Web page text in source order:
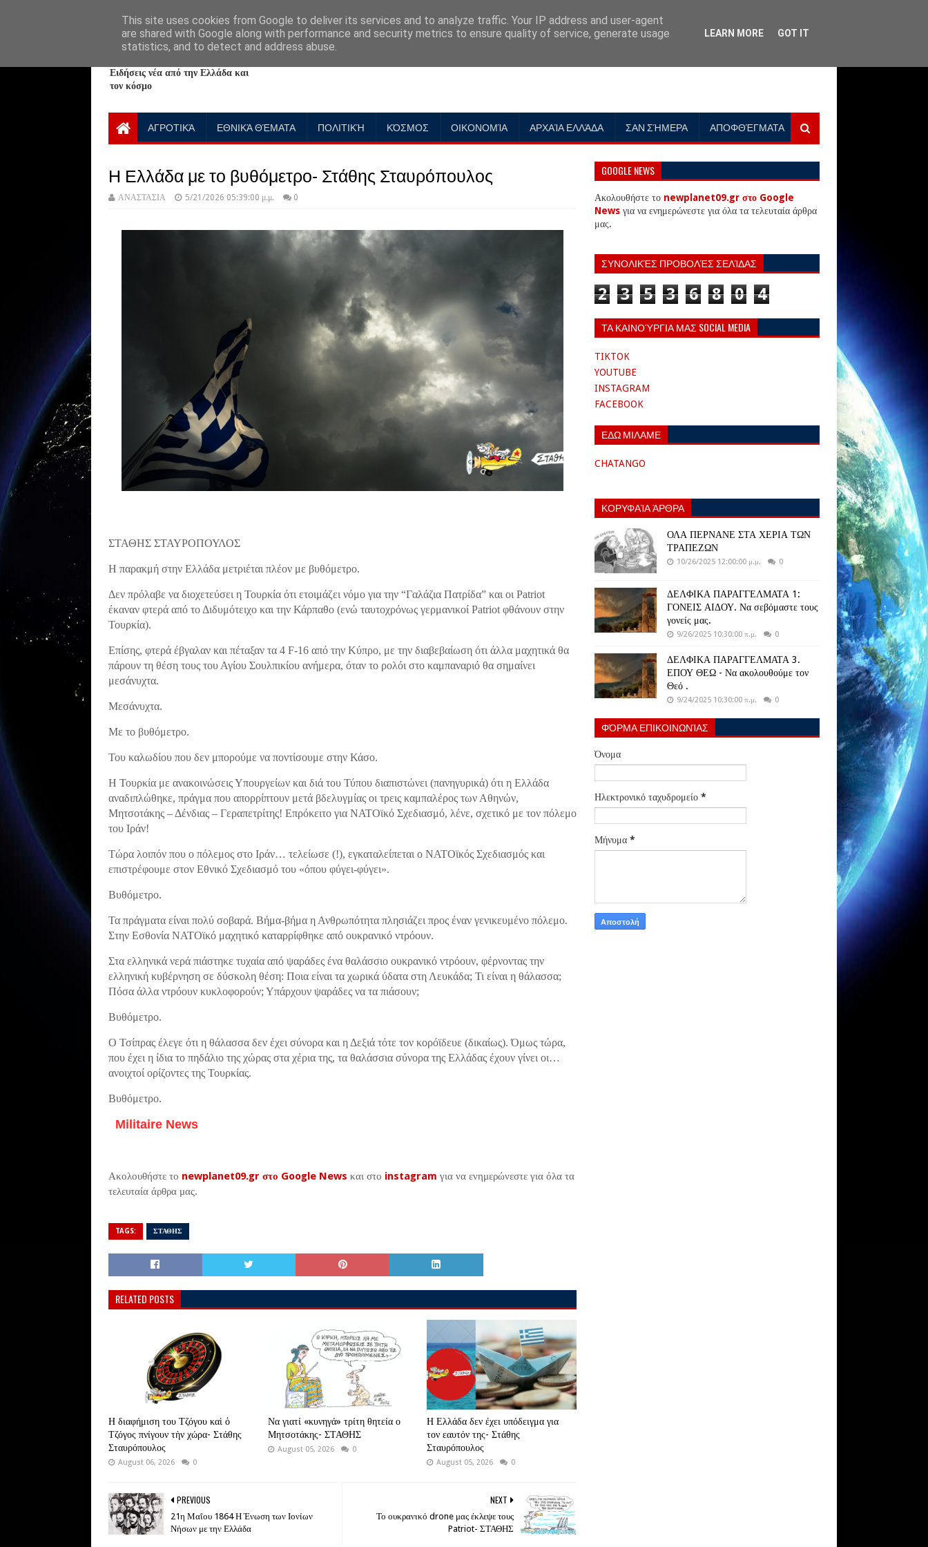
NewPlanet09
Ειδήσεις νέα από την Ελλάδα και
τον κόσμο
ΑΓΡΟΤΙΚΆ ΕΘΝΙΚΆ ΘΈΜΑΤΑ ΠΟΛΙΤΙΚΉ ΚΌΣΜΟΣ ΟΙΚΟΝΟΜΊΑ ΑΡΧΑΊΑ ΕΛΛΆΔΑ ΣΑΝ ΣΉΜΕΡΑ ΑΠΟΦΘΈΓΜΑΤΑ
Η Ελλάδα με το βυθόμετρο- Στάθης Σταυρόπουλος
ΑΝΑΣΤΑΣΙΑ 5/21/2026 05:39:00 μ.μ. 0
ΣΤΑΘΗΣ ΣΤΑΥΡΟΠΟΥΛΟΣ
Η παρακμή στην Ελλάδα μετριέται πλέον με βυθόμετρο.
Δεν πρόλαβε να διοχετεύσει η Τουρκία ότι ετοιμάζει νόμο για την “Γαλάζια Πατρίδα” και οι Patriot
έκαναν φτερά από το Διδυμότειχο και την Κάρπαθο (ενώ ταυτοχρόνως γερμανικοί Patriot φθάνουν στην
Τουρκία).
Επίσης, φτερά έβγαλαν και πέταξαν τα 4 F-16 από την Κύπρο, με την διαβεβαίωση ότι άλλα μαχητικά θα
πάρουν τη θέση τους του Αγίου Σουλπικίου ανήμερα, όταν το ρολόι στο καμπαναριό θα σημαίνει
μεσάνυχτα.
Μεσάνυχτα.
Με το βυθόμετρο.
Του καλωδίου που δεν μπορούμε να ποντίσουμε στην Κάσο.
Η Τουρκία με ανακοινώσεις Υπουργείων και διά του Τύπου διαπιστώνει (πανηγυρικά) ότι η Ελλάδα
αναδιπλώθηκε, πράγμα που απορρίπτουν μετά βδελυγμίας οι τρεις καμπαλέρος των Αθηνών,
Μητσοτάκης – Δένδιας – Γεραπετρίτης! Επρόκειτο για ΝΑΤΟϊκό Σχεδιασμό, λένε, σχετικό με τον πόλεμο
του Ιράν!
Τώρα λοιπόν που ο πόλεμος στο Ιράν… τελείωσε (!), εγκαταλείπεται ο ΝΑΤΟϊκός Σχεδιασμός και
επιστρέφουμε στον Εθνικό Σχεδιασμό του «όπου φύγει-φύγει».
Βυθόμετρο.
Τα πράγματα είναι πολύ σοβαρά. Βήμα-βήμα η Ανθρωπότητα πλησιάζει προς έναν γενικευμένο πόλεμο.
Στην Εσθονία ΝΑΤΟϊκό μαχητικό καταρρίφθηκε από ουκρανικό ντρόουν.
Στα ελληνικά νερά πιάστηκε τυχαία από ψαράδες ένα θαλάσσιο ουκρανικό ντρόουν, φέρνοντας την
ελληνική κυβέρνηση σε δύσκολη θέση: Ποια είναι τα χωρικά ύδατα στη Λευκάδα; Τι είναι η θάλασσα;
Πόσα άλλα ντρόουν κυκλοφορούν; Υπάρχουν ψαράδες να τα πιάσουν;
Βυθόμετρο.
Ο Τσίπρας έλεγε ότι η θάλασσα δεν έχει σύνορα και η Δεξιά τότε τον κορόϊδευε (δικαίως). Όμως τώρα,
που έχει η ίδια το πηδάλιο της χώρας στα χέρια της, τα θαλάσσια σύνορα της Ελλάδας έχουν γίνει οι…
ανοιχτοί ορίζοντες της Τουρκίας.
Βυθόμετρο.
Militaire News
Ακολουθήστε το newplanet09.gr στο Google News και στο instagram για να ενημερώνεστε για όλα τα
τελευταία άρθρα μας.
TAGS: ΣΤΑΘΗΣ
RELATED POSTS
Η διαφήμιση του Τζόγου καὶ ὁ
Τζόγος πνίγουν τὴν χώρα- Στάθης
Σταυρόπουλος
August 06, 2026 0
Να γιατί «κυνηγά» τρίτη θητεία ο
Μητσοτάκης- ΣΤΑΘΗΣ
August 05, 2026 0
Η Ελλάδα δεν έχει υπόδειγμα για
τον εαυτόν της- Στάθης
Σταυρόπουλος
August 05, 2026 0
NEXT
Το ουκρανικό drone μας έκλεψε τους
Patriot- ΣΤΑΘΗΣ
PREVIOUS
21η Μαΐου 1864 Η Ένωση των Ιονίων
Νήσων με την Ελλάδα
GOOGLE NEWS
Ακολουθήστε το newplanet09.gr στο Google
News για να ενημερώνεστε για όλα τα τελευταία άρθρα
μας.
ΣΥΝΟΛΙΚΈΣ ΠΡΟΒΟΛΈΣ ΣΕΛΊΔΑΣ
2 3 5 3 6 8 0 4
ΤΑ ΚΑΙΝΟΎΡΓΙΑ ΜΑΣ SOCIAL MEDIA
TIKTOK
YOUTUBE
INSTAGRAM
FACEBOOK
ΕΔΩ ΜΙΛΑΜΕ
CHATANGO
ΚΟΡΥΦΑΊΑ ΆΡΘΡΑ
ΟΛΑ ΠΕΡΝΑΝΕ ΣΤΑ ΧΕΡΙΑ ΤΩΝ
ΤΡΑΠΕΖΩΝ
10/26/2025 12:00:00 μ.μ. 0
ΔΕΛΦΙΚΑ ΠΑΡΑΓΓΕΛΜΑΤΑ 1:
ΓΟΝΕΙΣ ΑΙΔΟΥ. Να σεβόμαστε τους
γονείς μας.
9/26/2025 10:30:00 π.μ. 0
ΔΕΛΦΙΚΑ ΠΑΡΑΓΓΕΛΜΑΤΑ 3.
ΕΠΟΥ ΘΕΩ - Να ακολουθούμε τον
Θεό .
9/24/2025 10:30:00 π.μ. 0
ΦΌΡΜΑ ΕΠΙΚΟΙΝΩΝΊΑΣ
Όνομα
Ηλεκτρονικό ταχυδρομείο *
Μήνυμα *
This site uses cookies from Google to deliver its services and to analyze traffic. Your IP address and user-agent
are shared with Google along with performance and security metrics to ensure quality of service, generate usage
statistics, and to detect and address abuse.
LEARN MORE GOT IT